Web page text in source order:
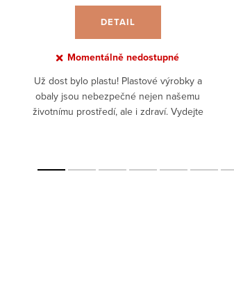
DETAIL
Momentálně nedostupné
Už dost bylo plastu! Plastové výrobky a
obaly jsou nebezpečné nejen našemu
životnímu prostředí, ale i zdraví. Vydejte